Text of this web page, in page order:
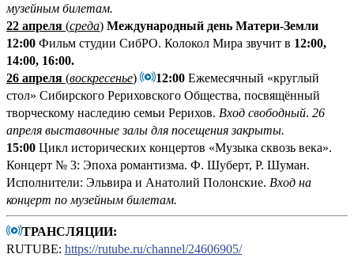
музейным билетам.
22 апреля (среда) Международный день Матери-Земли
12:00 Фильм студии СибРО. Колокол Мира звучит в 12:00,
14:00, 16:00.
26 апреля (воскресенье) 12:00 Ежемесячный «круглый
стол» Сибирского Рериховского Общества, посвящённый
творческому наследию семьи Рерихов. Вход свободный. 26
апреля выставочные залы для посещения закрыты.
15:00 Цикл исторических концертов «Музыка сквозь века».
Концерт № 3: Эпоха романтизма. Ф. Шуберт, Р. Шуман.
Исполнители: Эльвира и Анатолий Полонские. Вход на
концерт по музейным билетам.
ТРАНСЛЯЦИИ:
RUTUBE: https://rutube.ru/channel/24606905/